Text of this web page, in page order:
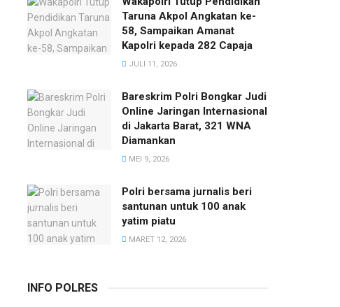
Taruna Akpol Angkatan ke-
58, Sampaikan Amanat
Kapolri kepada 282 Capaja
JULI 11, 2026
Bareskrim Polri Bongkar Judi
Online Jaringan Internasional
di Jakarta Barat, 321 WNA
Diamankan
MEI 9, 2026
Polri bersama jurnalis beri
santunan untuk 100 anak
yatim piatu
MARET 12, 2026
INFO POLRES